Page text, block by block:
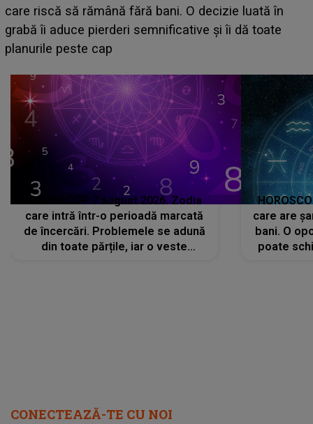
acum! În fața Alexandrei, concurentul din Casa Iubirii
face o MĂRTURISIRE NEAȘTEPTATĂ despre mama
sa: "I-am spus și ei în față, eu nu te iubesc pentru
HOROSCOP 7 august 2026. Zodia
care intră într-o perioadă marcată
de încercări. Problemele se adună
din toate părțile, iar o veste
care are
bani. O
poate
CONECTEAZĂ-TE CU NOI